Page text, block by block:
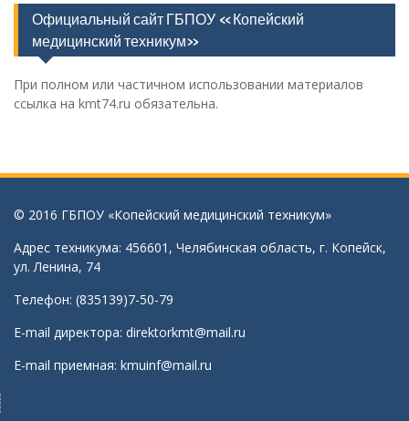
Официальный сайт ГБПОУ «Копейский
медицинский техникум»
При полном или частичном использовании материалов
ссылка на kmt74.ru обязательна.
© 2016 ГБПОУ «Копейский медицинский техникум»
Адрес техникума: 456601, Челябинская область, г. Копейск,
ул. Ленина, 74
Телефон: (835139)7-50-79
E-mail директора: direktorkmt@mail.ru
E-mail приемная: kmuinf@mail.ru